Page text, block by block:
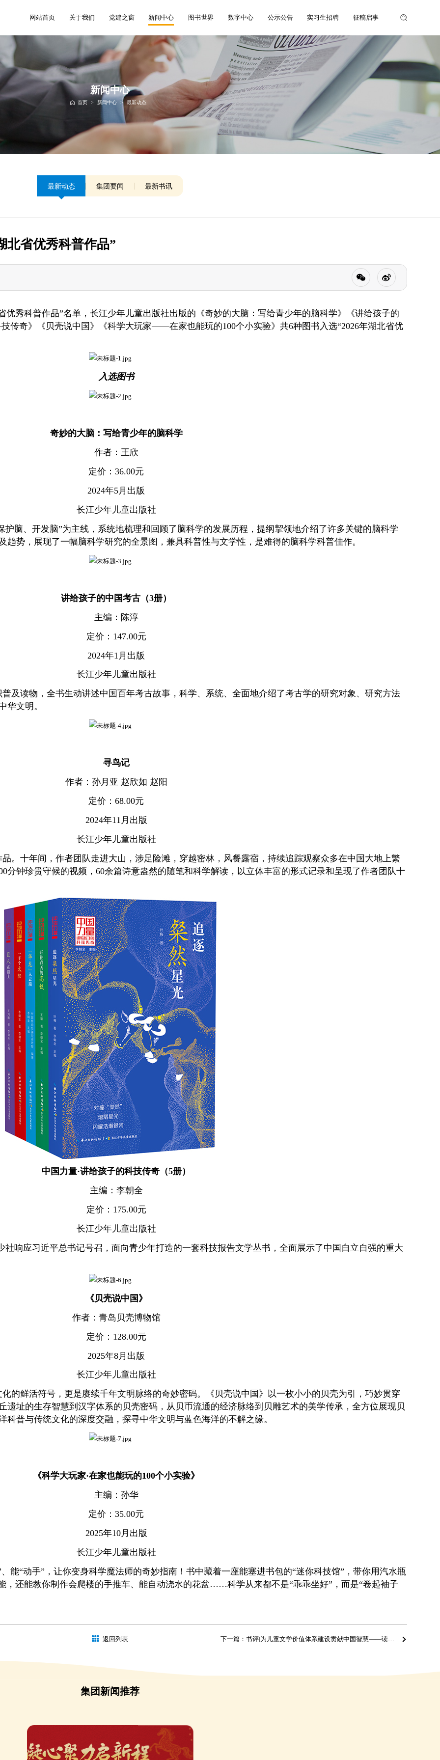
网站首页 关于我们 党建之窗 新闻中心 图书世界 数字中心 公示公告 实习生招聘 征稿启事
新闻中心
首页 > 新闻中心 > 最新动态
最新动态 集团要闻 最新书讯
北省优秀科普作品”
优秀科普作品”名单，长江少年儿童出版社出版的《奇妙的大脑：写给青少年的脑科学》《讲给孩子的
传奇》《贝壳说中国》《科学大玩家——在家也能玩的100个小实验》共6种图书入选“2026年湖北省优
入选图书
奇妙的大脑：写给青少年的脑科学
作者：王欣
定价：36.00元
2024年5月出版
长江少年儿童出版社
护脑、开发脑”为主线，系统地梳理和回顾了脑科学的发展历程，提纲挈领地介绍了许多关键的脑科学
势，展现了一幅脑科学研究的全景图，兼具科普性与文学性，是难得的脑科学科普佳作。
讲给孩子的中国考古（3册）
主编：陈淳
定价：147.00元
2024年1月出版
长江少年儿童出版社
及读物，全书生动讲述中国百年考古故事，科学、系统、全面地介绍了考古学的研究对象、研究方法
华文明。
寻鸟记
作者：孙月亚 赵欣如 赵阳
定价：68.00元
2024年11月出版
长江少年儿童出版社
。十年间，作者团队走进大山，涉足险滩，穿越密林，风餐露宿，持续追踪观察众多在中国大地上繁
分钟珍贵守候的视频，60余篇诗意盎然的随笔和科学解读，以立体丰富的形式记录和呈现了作者团队十
中国力量·讲给孩子的科技传奇（5册）
主编：李朝全
定价：175.00元
长江少年儿童出版社
社响应习近平总书记号召，面向青少年打造的一套科技报告文学丛书，全面展示了中国自立自强的重大
《贝壳说中国》
作者：青岛贝壳博物馆
定价：128.00元
2025年8月出版
长江少年儿童出版社
的鲜活符号，更是赓续千年文明脉络的奇妙密码。《贝壳说中国》以一枚小小的贝壳为引，巧妙贯穿
遗址的生存智慧到汉字体系的贝壳密码，从贝币流通的经济脉络到贝雕艺术的美学传承，全方位展现贝
普与传统文化的深度交融，探寻中华文明与蓝色海洋的不解之缘。
《科学大玩家·在家也能玩的100个小实验》
主编：孙华
定价：35.00元
2025年10月出版
长江少年儿童出版社
能“动手”，让你变身科学魔法师的奇妙指南！书中藏着一座能塞进书包的“迷你科技馆”，带你用汽水瓶
，还能教你制作会爬楼的手推车、能自动浇水的花盆……科学从来都不是“乖乖坐好”，而是“卷起袖子
返回列表 下一篇：书评|为儿童文学价值体系建设贡献中国智慧——读《儿童文学批评价值体系研究》
集团新闻推荐